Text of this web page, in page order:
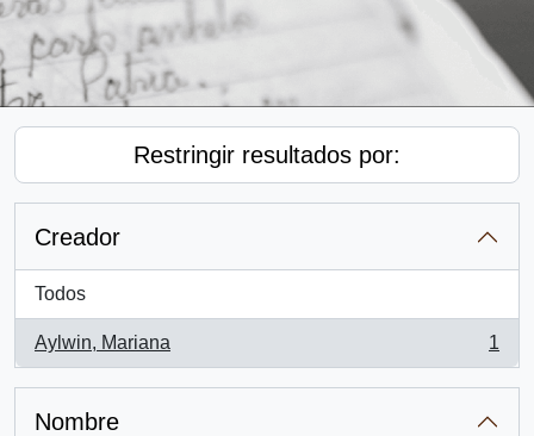
Restringir resultados por:
Creador
Todos
Aylwin, Mariana
, 1 resultados
1
Nombre